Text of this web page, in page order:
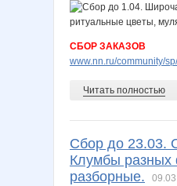
СБОР ЗАКАЗОВ
www.nn.ru/community/
Читать полностью
Сбор до 23.03.
Клумбы разных
разборные.